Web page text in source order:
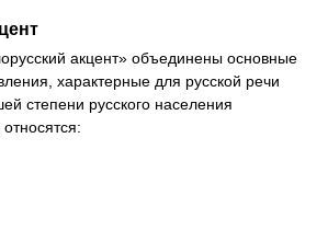
акцент» объединены основные
характерные для русской речи
степени русского населения